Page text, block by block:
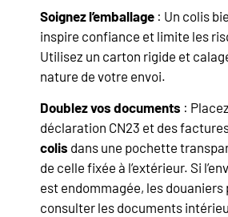
Soignez l’emballage : Un colis
inspire confiance et limite les
Utilisez un carton rigide et
nature de votre envoi.
Doublez vos documents :
déclaration CN23 et des
colis dans une pochette
de celle fixée à l’extérieur. Si
est endommagée, les
consulter les documents